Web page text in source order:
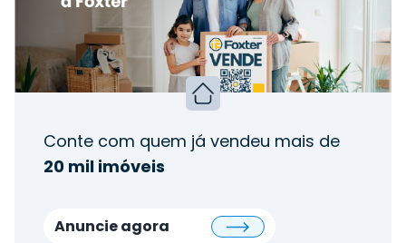
Conte com quem já vendeu mais de
20 mil imóveis
Anuncie agora